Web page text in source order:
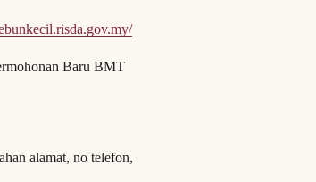
Baru BMT
alamat, no telefon,